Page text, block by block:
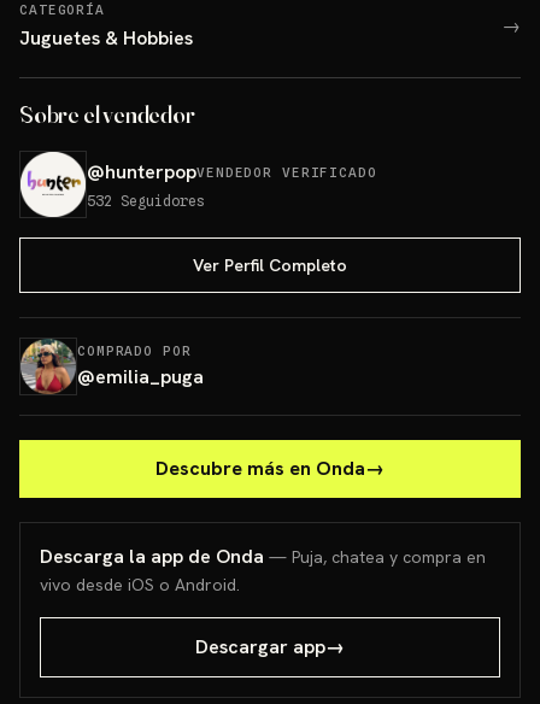
CATEGORÍA
Juguetes & Hobbies →
Sobre el vendedor
@hunterpopVENDEDOR VERIFICADO
532 Seguidores
Ver Perfil Completo
COMPRADO POR
@emilia_puga
Descubre más en Onda→
Descarga la app de Onda — Puja, chatea y compra en
vivo desde iOS o Android.
Descargar app→